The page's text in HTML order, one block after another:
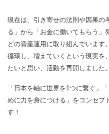
現在は、引き寄せの法則や因果の
る」から「お金に働いてもらう」
どの資産運用に取り組んでいま
循環し、増えていくという現実を
たいと思い、活動を再開しました。
「日本を軸に世界を1つに繋ぐ」
めに力を身につける」をコンセプ
す！